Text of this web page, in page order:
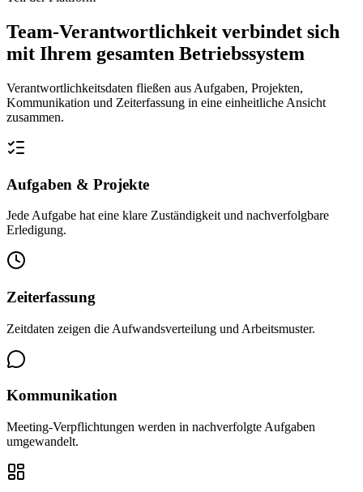
Team-Verantwortlichkeit verbindet sich
mit Ihrem gesamten Betriebssystem
Verantwortlichkeitsdaten fließen aus Aufgaben, Projekten,
Kommunikation und Zeiterfassung in eine einheitliche Ansicht
zusammen.
Aufgaben & Projekte
Jede Aufgabe hat eine klare Zuständigkeit und nachverfolgbare
Erledigung.
Zeiterfassung
Zeitdaten zeigen die Aufwandsverteilung und Arbeitsmuster.
Kommunikation
Meeting-Verpflichtungen werden in nachverfolgte Aufgaben
umgewandelt.